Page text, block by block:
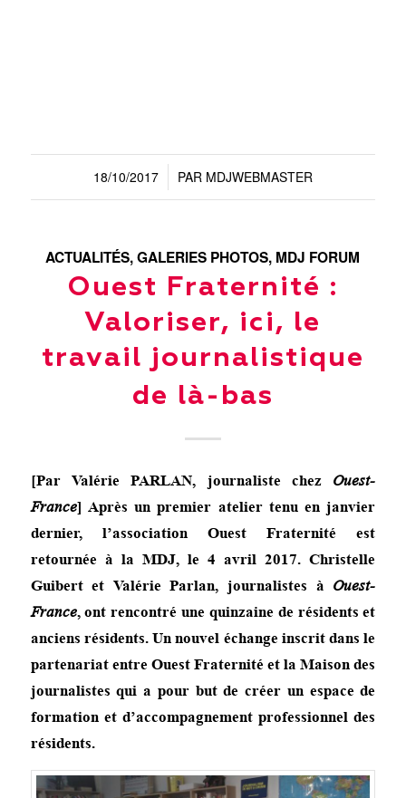
18/10/2017
/ PAR MDJWEBMASTER
ACTUALITÉS,GALERIES PHOTOS, MDJ FORUM
Ouest Fraternité :
Valoriser, ici, le
travail journalistique
de là-bas
[Par Valérie PARLAN, journaliste chez Ouest-
France] Après un premier atelier tenu en janvier
dernier, l’association Ouest Fraternité est
retournée à la MDJ, le 4 avril 2017. Christelle
Guibert et Valérie Parlan, journalistes à Ouest-
France, ont rencontré une quinzaine de résidents et
anciens résidents. Un nouvel échange inscrit dans le
partenariat entre Ouest Fraternité et la Maison des
journalistes qui a pour but de créer un espace de
formation et d’accompagnement professionnel des
résidents.